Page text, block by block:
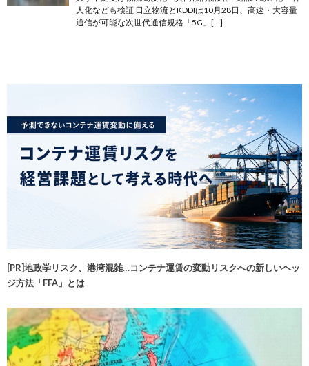
人化なども検証 日立物流とKDDIは10月28日、高速・大容量
通信が可能な次世代通信規格「5G」[…]
[PR]地政学リスク、港湾混雑…コンテナ運賃の変動リスクへの新しいヘッ
ジ方法「FFA」とは